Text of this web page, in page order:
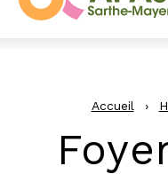
Accueil ›